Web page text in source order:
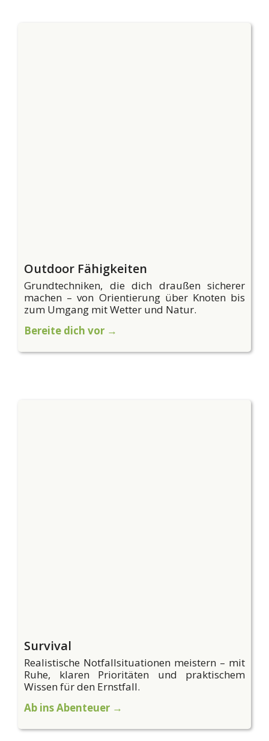
Outdoor Fähigkeiten
Grundtechniken, die dich draußen sicherer
machen – von Orientierung über Knoten bis
zum Umgang mit Wetter und Natur.
Bereite dich vor →
Survival
Realistische Notfallsituationen meistern – mit
Ruhe, klaren Prioritäten und praktischem
Wissen für den Ernstfall.
Ab ins Abenteuer →